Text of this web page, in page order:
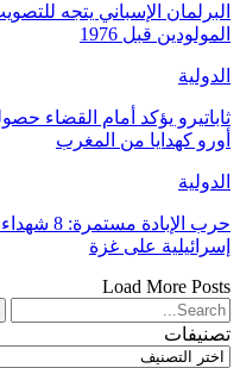
البرلمان الإسباني يتجه
المولودين قبل 1976
الدولية
أورو كهدايا من المغرب
الدولية
حرب
إسرائيلية على غزة
Load More Posts
تصنيفات
تصنيفات